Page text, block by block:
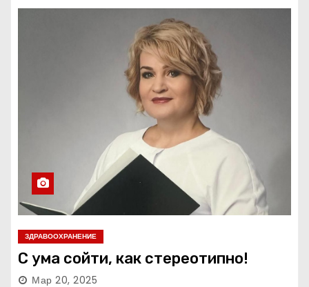
ЗДРАВООХРАНЕНИЕ
С ума сойти, как стереотипно!
Мар 20, 2025